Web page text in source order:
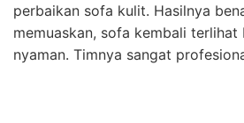
perbaikan sofa kulit. Hasilnya
memuaskan, sofa kembali terlihat
nyaman. Timnya sangat